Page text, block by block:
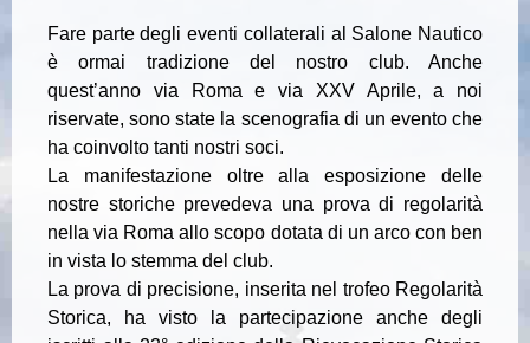
Fare parte degli eventi collaterali al Salone Nautico
è ormai tradizione del nostro club. Anche
quest’anno via Roma e via XXV Aprile, a noi
riservate, sono state la scenografia di un evento che
ha coinvolto tanti nostri soci.
La manifestazione oltre alla esposizione delle
nostre storiche prevedeva una prova di regolarità
nella via Roma allo scopo dotata di un arco con ben
in vista lo stemma del club.
La prova di precisione, inserita nel trofeo Regolarità
Storica, ha visto la partecipazione anche degli